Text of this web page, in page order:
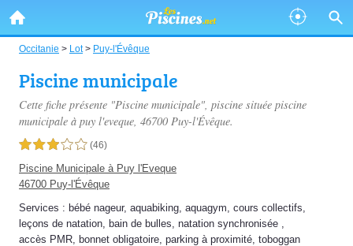
Occitanie > Lot> Puy-l'Évêque
Piscine municipale
Cette fiche présente "Piscine municipale", piscine située piscine
municipale à puy l'eveque, 46700 Puy-l'Évêque.
3,0 étoiles sur 5 (46)
Piscine Municipale à Puy l'Eveque
46700 Puy-l'Évêque
Services : bébé nageur, aquabiking, aquagym, cours collectifs,
leçons de natation, bain de bulles, natation synchronisée ,
accès PMR, bonnet obligatoire, parking à proximité, toboggan